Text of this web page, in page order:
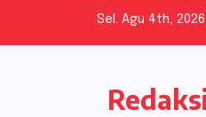
Sel. Agu 4th, 2026